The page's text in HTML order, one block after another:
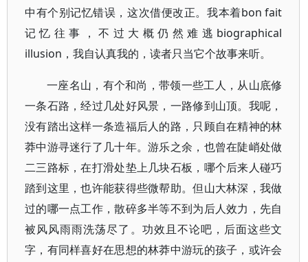
中有个别记忆错误，这次借便改正。我本着bon fait
记忆往事，不过大概仍然难逃biographical
illusion，我自认真我的，读者只当它个故事来听。
一座名山，有个和尚，带领一些工人，从山底修
一条石路，经过几处好风景，一路修到山顶。我呢，
没有踏出这样一条造福后人的路，只顾自在精神的林
莽中游寻迷行了几十年。游乐之余，也曾在陡峭处做
二三路标，在打滑处垫上几块石板，哪个后来人碰巧
踏到这里，也许能获得些微帮助。但山大林深，我做
过的哪一点工作，散碎多半等不到为后人效力，先自
被风风雨雨洗荡尽了。功效且不论吧，后面这些文
字，有同样喜好在思想的林莽中游玩的孩子，或许会